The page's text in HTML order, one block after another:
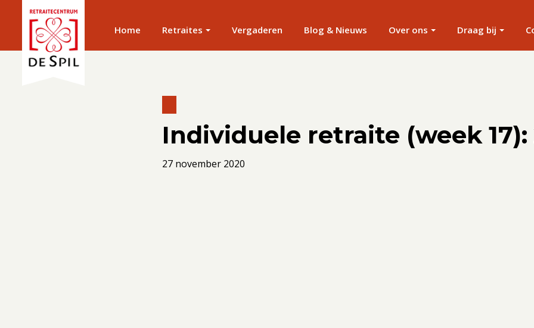
Home Retraites Vergaderen Blog & Nieuws Over ons Draag bij
Individuele retraite (week 17):
27 november 2020